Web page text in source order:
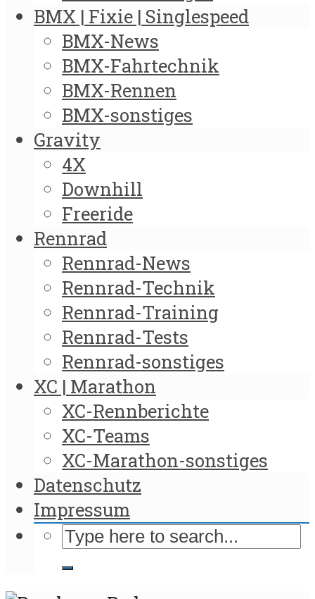
BMX | Fixie | Singlespeed
BMX-News
BMX-Fahrtechnik
BMX-Rennen
BMX-sonstiges
Gravity
4X
Downhill
Freeride
Rennrad
Rennrad-News
Rennrad-Technik
Rennrad-Training
Rennrad-Tests
Rennrad-sonstiges
XC | Marathon
XC-Rennberichte
XC-Teams
XC-Marathon-sonstiges
Datenschutz
Impressum